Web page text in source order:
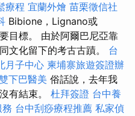
療程 宜蘭外燴 苗栗徵信社
Bibion​​e，Lignano或
目標。 由於阿爾巴尼亞靠
文化留下的考古古蹟。 台
月子中心 柬埔寨旅遊簽證辦
下巴醫美 俗話說，去年我
有結束。 杜拜簽證 台中養
台中刮痧療程推薦 私家偵